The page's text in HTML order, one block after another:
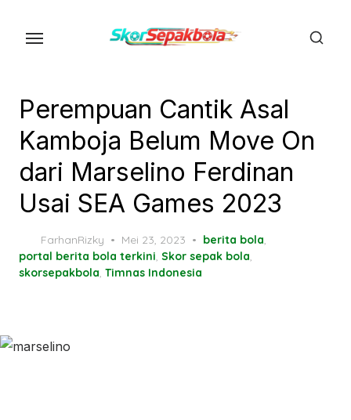
Perempuan Cantik Asal
Kamboja Belum Move On
dari Marselino Ferdinan
Usai SEA Games 2023
FarhanRizky
Posted
on
Mei 23, 2023 berita bola,
portal berita bola terkini, Skor sepak bola,
skorsepakbola, Timnas Indonesia